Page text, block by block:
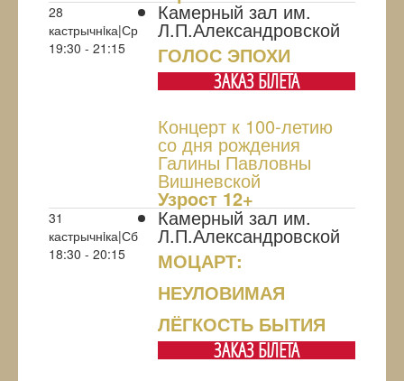
28
кастрычнiка|Ср
19:30 - 21:15
Камерный зал им.
Л.П.Александровской
ГОЛОС ЭПОХИ
ЗАКАЗ БIЛЕТА
Концерт к 100-летию
со дня рождения
Галины Павловны
Вишневской
Узрoст 12+
31
кастрычнiка|Сб
18:30 - 20:15
Камерный зал им.
Л.П.Александровской
МОЦАРТ:
НЕУЛОВИМАЯ
ЛЁГКОСТЬ БЫТИЯ
ЗАКАЗ БIЛЕТА